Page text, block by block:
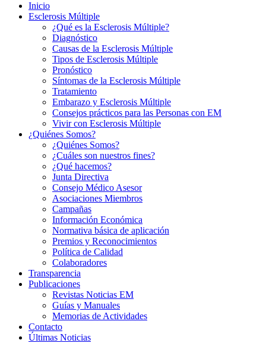
Inicio
Esclerosis Múltiple
¿Qué es la Esclerosis Múltiple?
Diagnóstico
Causas de la Esclerosis Múltiple
Tipos de Esclerosis Múltiple
Pronóstico
Síntomas de la Esclerosis Múltiple
Tratamiento
Embarazo y Esclerosis Múltiple
Consejos prácticos para las Personas con EM
Vivir con Esclerosis Múltiple
¿Quiénes Somos?
¿Quiénes Somos?
¿Cuáles son nuestros fines?
¿Qué hacemos?
Junta Directiva
Consejo Médico Asesor
Asociaciones Miembros
Campañas
Información Económica
Normativa básica de aplicación
Premios y Reconocimientos
Política de Calidad
Colaboradores
Transparencia
Publicaciones
Revistas Noticias EM
Guías y Manuales
Memorias de Actividades
Contacto
Últimas Noticias